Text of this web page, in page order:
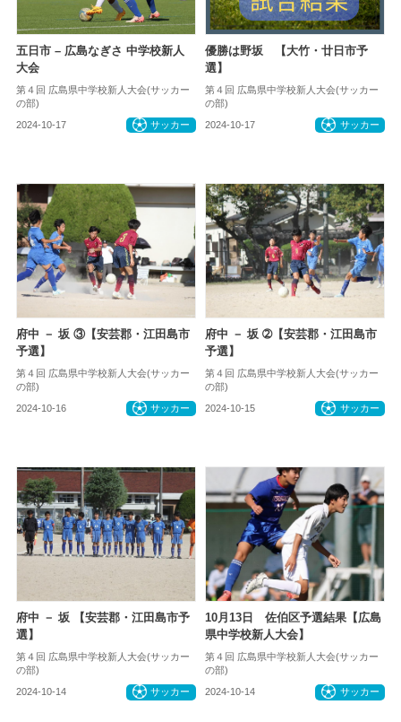
五日市 – 広島なぎさ 中学校新人
大会
第４回 広島県中学校新人大会(サッカー
の部)
2024-10-17 サッカー
優勝は野坂 【大竹・廿日市予
選】
第４回 広島県中学校新人大会(サッカー
の部)
2024-10-17 サッカー
府中 － 坂 ③【安芸郡・江田島市
予選】
第４回 広島県中学校新人大会(サッカー
の部)
2024-10-16 サッカー
府中 － 坂 ➁【安芸郡・江田島市
予選】
第４回 広島県中学校新人大会(サッカー
の部)
2024-10-15 サッカー
府中 － 坂 【安芸郡・江田島市予
選】
第４回 広島県中学校新人大会(サッカー
の部)
2024-10-14 サッカー
10月13日 佐伯区予選結果【広島
県中学校新人大会】
第４回 広島県中学校新人大会(サッカー
の部)
2024-10-14 サッカー